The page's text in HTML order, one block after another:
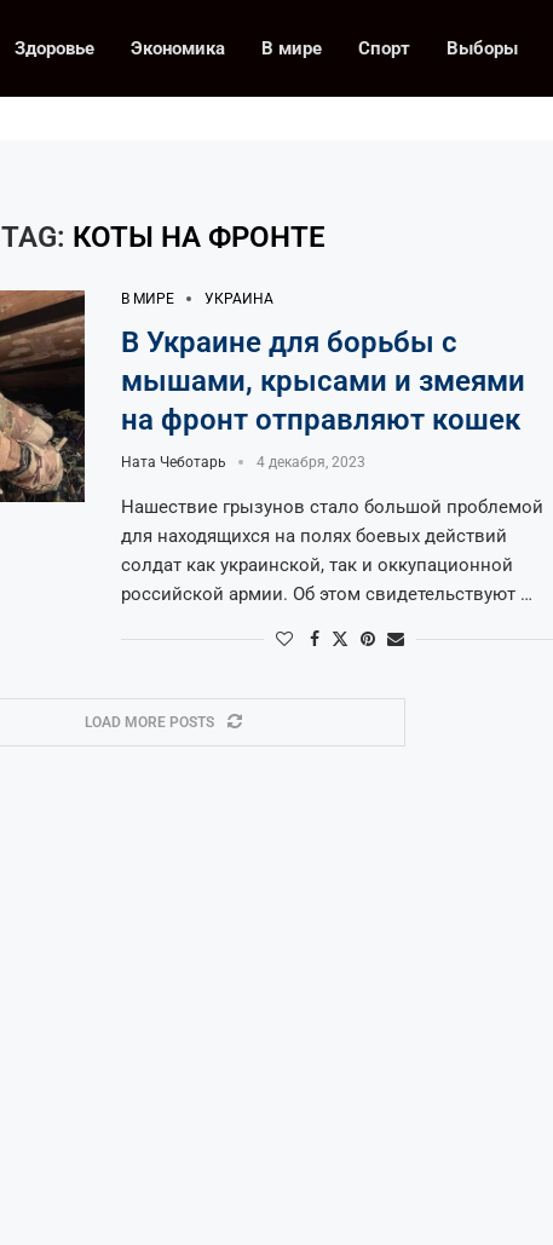
Здоровье Экономика В мире Спорт Выборы
TAG: КОТЫ НА ФРОНТЕ
В МИРЕ УКРАИНА
В Украине для борьбы с
мышами, крысами и змеями
на фронт отправляют кошек
Ната Чеботарь 4 декабря, 2023
Нашествие грызунов стало большой проблемой
для находящихся на полях боевых действий
солдат как украинской, так и оккупационной
российской армии. Об этом свидетельствуют …
LOAD MORE POSTS